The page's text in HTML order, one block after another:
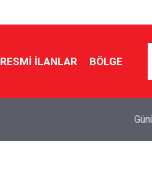
RESMI İLANLAR BÖLGE